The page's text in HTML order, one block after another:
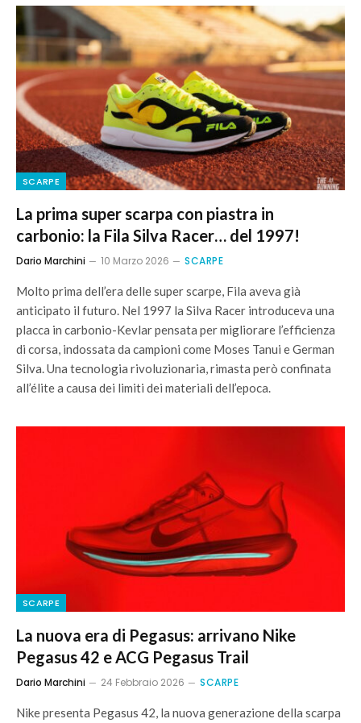
SCARPE
La prima super scarpa con piastra in
carbonio: la Fila Silva Racer… del 1997!
Dario Marchini 10 Marzo 2026 SCARPE
Molto prima dell’era delle super scarpe, Fila aveva già
anticipato il futuro. Nel 1997 la Silva Racer introduceva una
placca in carbonio-Kevlar pensata per migliorare l’efficienza
di corsa, indossata da campioni come Moses Tanui e German
Silva. Una tecnologia rivoluzionaria, rimasta però confinata
all’élite a causa dei limiti dei materiali dell’epoca.
SCARPE
La nuova era di Pegasus: arrivano Nike
Pegasus 42 e ACG Pegasus Trail
Dario Marchini 24 Febbraio 2026 SCARPE
Nike presenta Pegasus 42, la nuova generazione della scarpa